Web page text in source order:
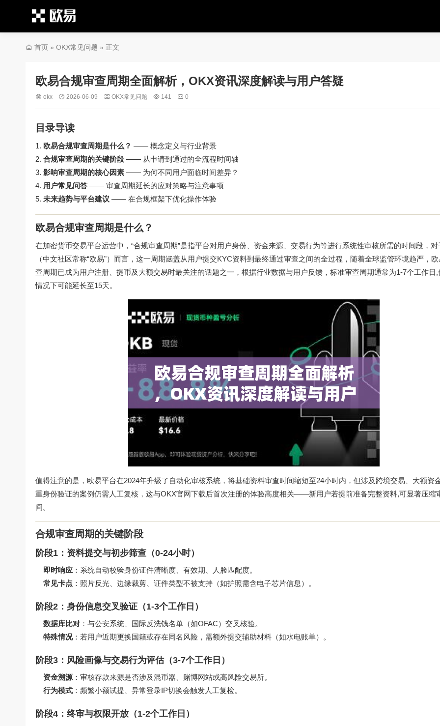
首页 » OKX常见问题 » 正文
欧易合规审查周期全面解析，OKX资讯深度解读与用户答疑
okx 2026-06-09 OKX常见问题 141 0
目录导读
欧易合规审查周期是什么？ —— 概念定义与行业背景
合规审查周期的关键阶段 —— 从申请到通过的全流程时间轴
影响审查周期的核心因素 —— 为何不同用户面临时间差异？
用户常见问答 —— 审查周期延长的应对策略与注意事项
未来趋势与平台建议 —— 在合规框架下优化操作体验
欧易合规审查周期是什么？
在加密货币交易平台运营中，“合规审查周期”是指平台对用户身份、资金来源、交易行为等进行系统性审核所需的时间段，
（中文社区常称“欧易”）而言，这一周期涵盖从用户提交KYC资料到最终通过审查之间的全过程，随着全球监管环境趋严，
查周期已成为用户注册、提币及大额交易时最关注的话题之一，根据行业数据与用户反馈，标准审查周期通常为1-7个工作日,
情况下可能延长至15天。
值得注意的是，欧易平台在2024年升级了自动化审核系统，将基础资料审查时间缩短至24小时内，但涉及跨境交易、大额资
重身份验证的案例仍需人工复核，这与OKX官网下载后首次注册的体验高度相关——新用户若提前准备完整资料,可显著压缩
间。
合规审查周期的关键阶段
阶段1：资料提交与初步筛查（0-24小时）
即时响应 ：系统自动校验身份证件清晰度、有效期、人脸匹配度。
常见卡点 ：照片反光、边缘裁剪、证件类型不被支持（如护照需含电子芯片信息）。
阶段2：身份信息交叉验证（1-3个工作日）
数据库比对 ：与公安系统、国际反洗钱名单（如OFAC）交叉核验。
特殊情况：若用户近期更换国籍或存在同名风险，需额外提交辅助材料（如水电账单）。
阶段3：风险画像与交易行为评估（3-7个工作日）
资金溯源 ：审核存款来源是否涉及混币器、赌博网站或高风险交易所。
行为模式 ：频繁小额试提、异常登录IP切换会触发人工复检。
阶段4：终审与权限开放（1-2个工作日）